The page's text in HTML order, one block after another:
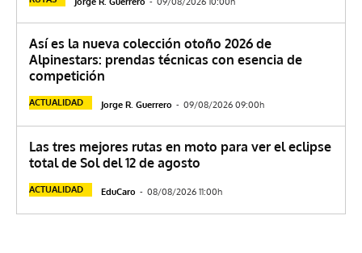
Así es la nueva colección otoño 2026 de
Alpinestars: prendas técnicas con esencia de
competición
ACTUALIDAD Jorge R. Guerrero - 09/08/2026 09:00h
Las tres mejores rutas en moto para ver el eclipse
total de Sol del 12 de agosto
ACTUALIDAD EduCaro - 08/08/2026 11:00h